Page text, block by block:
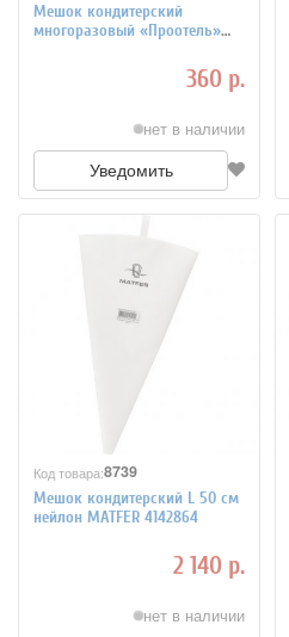
Мешок кондитерский
многоразовый «Проотель»
360 р.
нет в наличии
Уведомить
Код товара:8739
Мешок кондитерский L 50 см
нейлон MATFER 4142864
2 140 р.
нет в наличии